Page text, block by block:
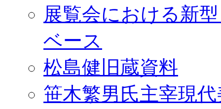
展覧会における新
ベース
松島健旧蔵資料
笹木繁男氏主宰現